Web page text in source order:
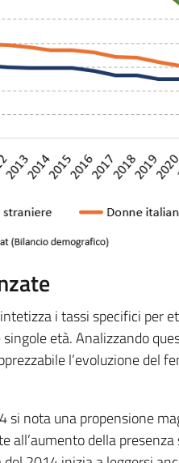
i tassi specifici per
età. Analizzando
l’evoluzione del
nota una propensione
all’aumento della